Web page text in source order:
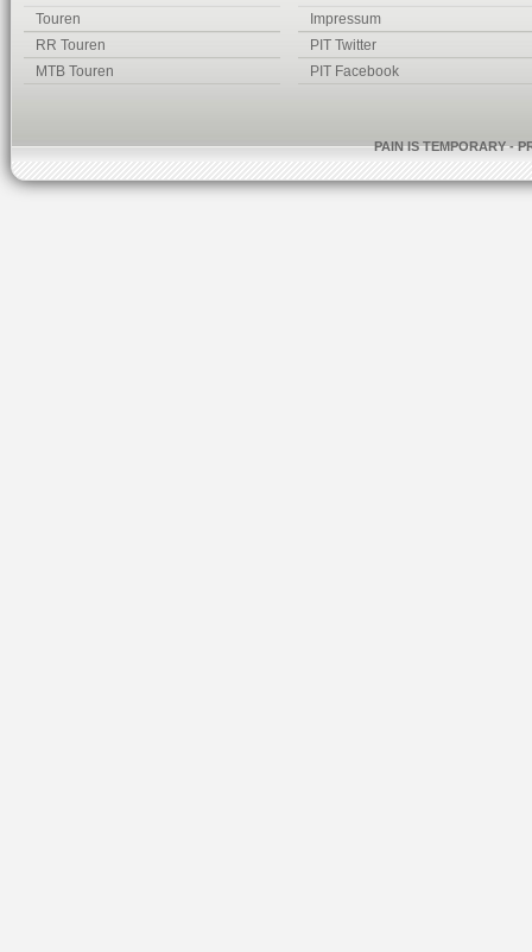
Touren
RR Touren
MTB Touren
Impressum
PIT Twitter
PIT Facebook
PAIN IS TEMPORARY -